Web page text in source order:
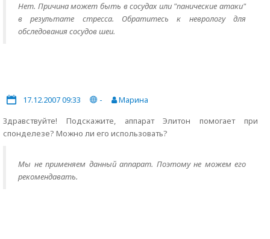
Нет. Причина может быть в сосудах или "панические атаки"
в результате стресса. Обратитесь к неврологу для
обследования сосудов шеи.
17.12.2007 09:33 -
Марина
Здравствуйте! Подскажите, аппарат Элитон помогает при
спонделезе? Можно ли его использовать?
Мы не применяем данный аппарат. Поэтому не можем его
рекомендавать.